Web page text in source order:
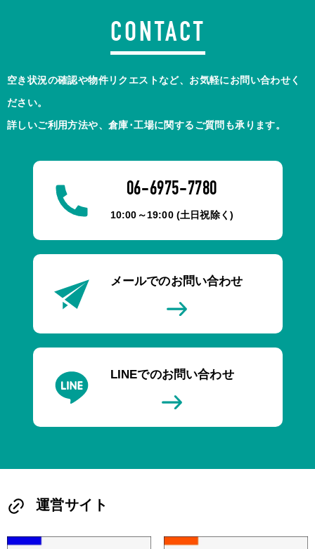
CONTACT
空き状況の確認や物件リクエストなど、お気軽にお問い合わせく
ださい。
詳しいご利用方法や、倉庫･工場に関するご質問も承ります。
06-6975-7780
10:00～19:00 (土日祝除く)
メールでのお問い合わせ
LINEでのお問い合わせ
運営サイト